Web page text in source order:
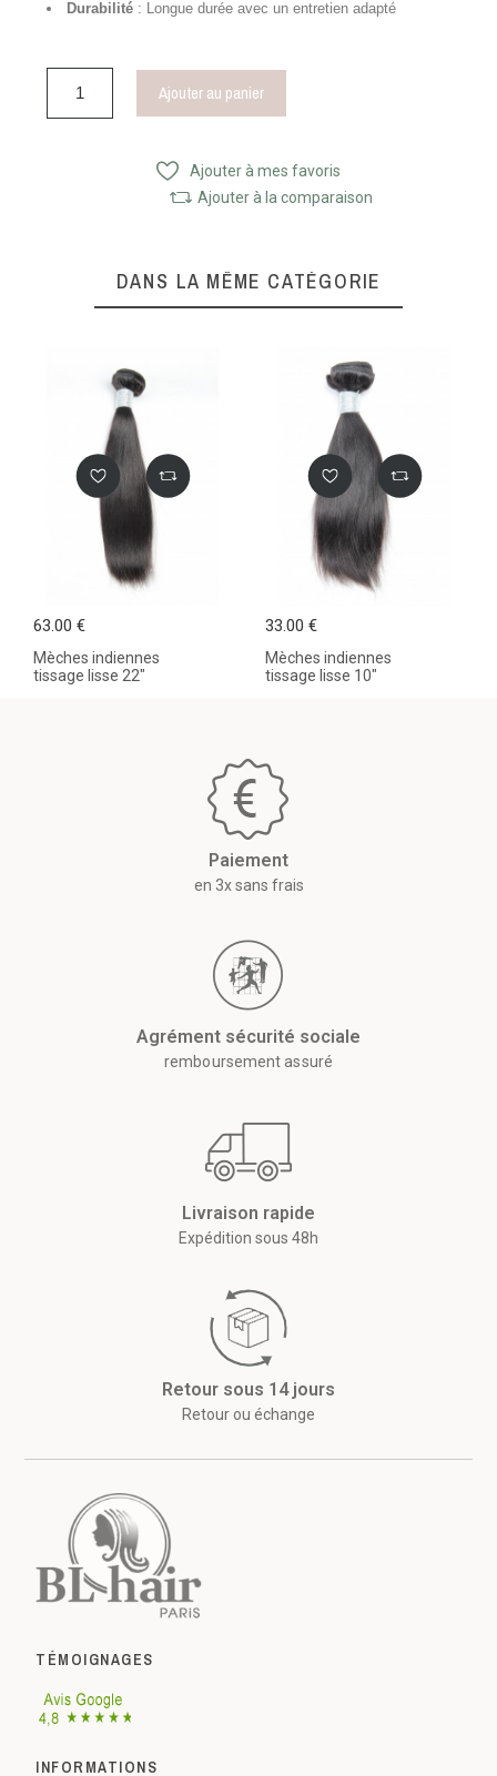
Durabilité : Longue durée avec un entretien adapté
Ajouter au panier
Ajouter à mes favoris
Ajouter à la comparaison
DANS LA MÊME CATÉGORIE
Mèches indiennes
tissage lisse 22"
63.00 €
Mèches indiennes
tissage lisse 10"
33.00 €
Paiement
en 3x sans frais
Agrément sécurité sociale
remboursement assuré
Livraison rapide
Expédition sous 48h
Retour sous 14 jours
Retour ou échange
TÉMOIGNAGES
INFORMATIONS